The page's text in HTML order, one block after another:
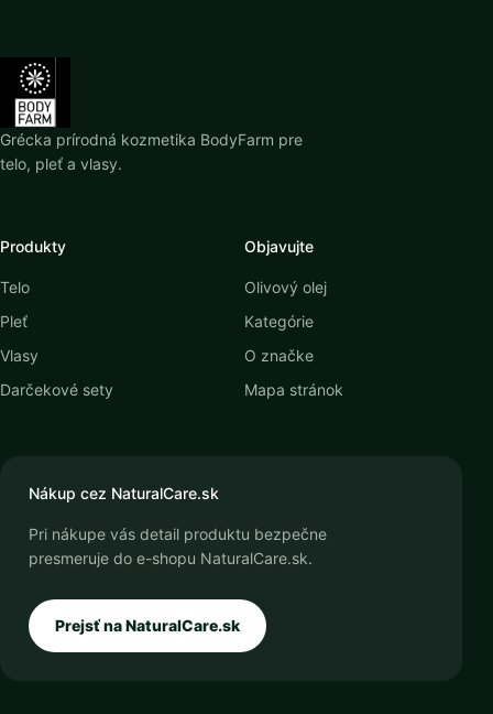
Grécka prírodná kozmetika BodyFarm pre
telo, pleť a vlasy.
Produkty
Telo
Pleť
Vlasy
Darčekové sety
Objavujte
Olivový olej
Kategórie
O značke
Mapa stránok
Nákup cez NaturalCare.sk
Pri nákupe vás detail produktu bezpečne
presmeruje do e-shopu NaturalCare.sk.
Prejsť na NaturalCare.sk